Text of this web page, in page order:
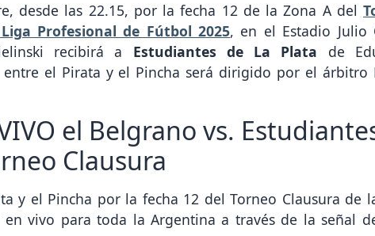
desde las 22.15, por la fecha 12 de la Zona A del
Profesional de Fútbol 2025, en el Estadio Julio
recibirá a Estudiantes de La Plata de
entre el Pirata y el Pincha será dirigido por el árbitro
el Belgrano vs.
Clausura
y el Pincha por la fecha 12 del Torneo Clausura de
en vivo para toda la Argentina a través de la señal